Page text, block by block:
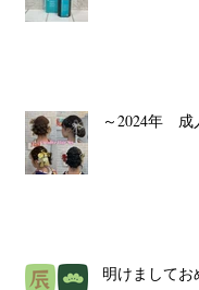
～2024年 成
明けましてお